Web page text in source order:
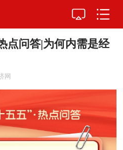
点问答|为何内需是经
网